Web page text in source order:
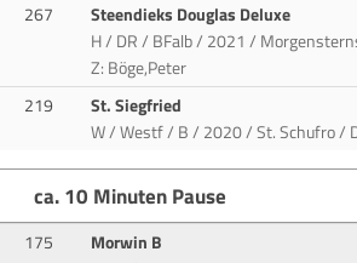
267
Steendieks Douglas Deluxe
H / DR / BFalb / 2021 /
Z: Böge,Peter
219
St. Siegfried
W / Westf / B / 2020 / St. Schufro /
ca. 10 Minuten Pause
175
Morwin B